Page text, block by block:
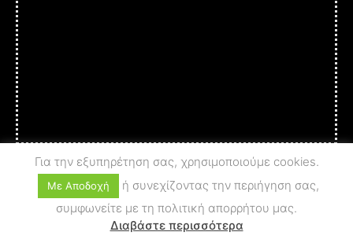
© 2025 A c t i o n - A r tPRIVACY POLICY
Για την εξυπηρέτηση σας, χρησιμοποιούμε cookies.
Με Αποδοχή
ή συνεχίζοντας την περιήγηση σας,
συμφωνείτε με τη πολιτική απορρήτου μας.
Διαβάστε περισσότερα